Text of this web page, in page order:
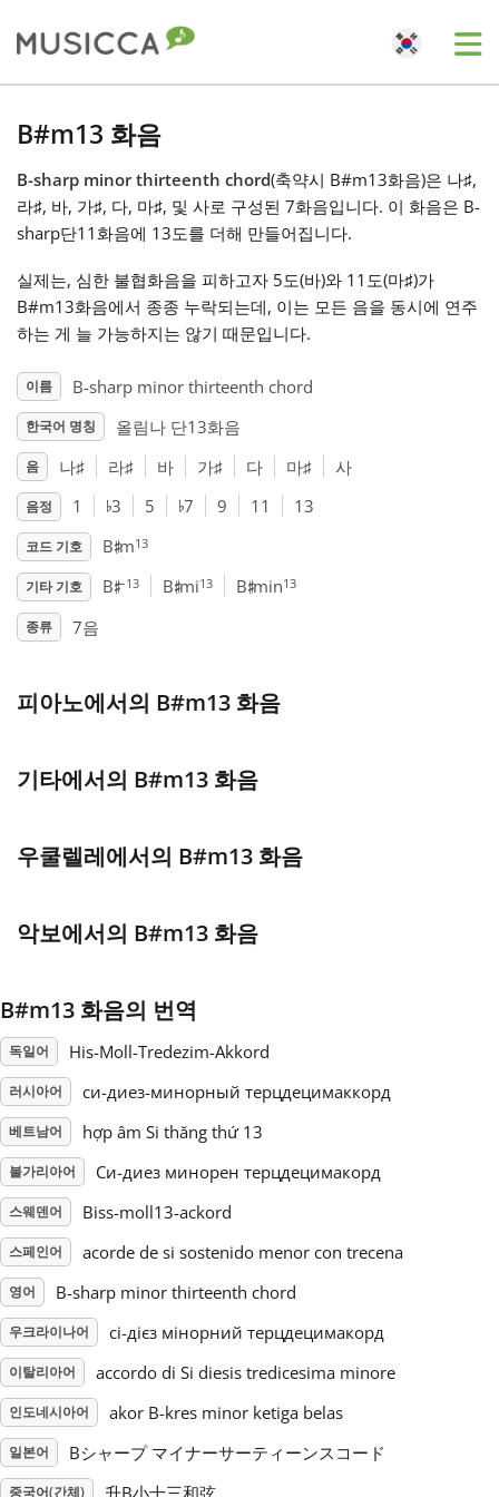
Български
Deutsch
English
Español
Français
Русский
Tiếng Việt
Türkçe
Українська
简体中文
B#m13 화음
B-sharp minor thirteenth chord(축약시 B#m13화음)은 나♯,
라♯, 바, 가♯, 다, 마♯, 및 사로 구성된 7화음입니다. 이 화음은 B-
sharp단11화음에 13도를 더해 만들어집니다.
실제는, 심한 불협화음을 피하고자 5도(바)와 11도(마♯)가
B#m13화음에서 종종 누락되는데, 이는 모든 음을 동시에 연주
하는 게 늘 가능하지는 않기 때문입니다.
이름 B-sharp minor thirteenth chord
한국어 명칭 올림나 단13화음
음 나♯ 라♯ 바 가♯ 다 마♯ 사
음정 1 ♭3 5 ♭7 9 11 13
코드 기호 B♯m13
기타 기호 B♯–13 B♯mi13 B♯min13
종류 7음
피아노에서의 B#m13 화음
기타에서의 B#m13 화음
우쿨렐레에서의 B#m13 화음
악보에서의 B#m13 화음
B#m13 화음의 번역
독일어 His-Moll-Tredezim-Akkord
러시아어 си-диез-минорный терцдецимаккорд
베트남어 hợp âm Si thăng thứ 13
불가리아어 Си-диез минорен терцдецимакорд
스웨덴어 Biss-moll13-ackord
스페인어 acorde de si sostenido menor con trecena
영어 B-sharp minor thirteenth chord
우크라이나어 сі-дієз мінорний терцдецимакорд
이탈리아어 accordo di Si diesis tredicesima minore
인도네시아어 akor B-kres minor ketiga belas
일본어 Bシャープ マイナーサーティーンスコード
중국어(간체)